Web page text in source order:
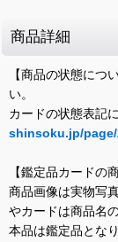
商品詳細
【商品の状態につ
い。
カードの状態表記
shinsoku.jp/
【鑑定品カードの
商品画像は実物写
やカードは商品名
本品は鑑定品とな